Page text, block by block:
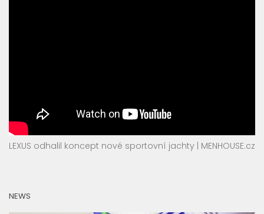
LEXUS odhalil koncept nové sportovní jachty | MENHOUSE.cz
NEWS